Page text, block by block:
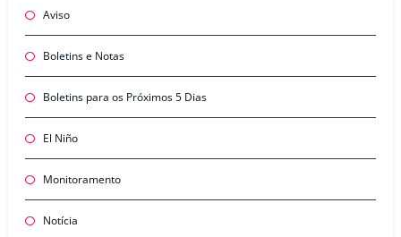
Aviso
Boletins e Notas
Boletins para os Próximos 5 Dias
El Niño
Monitoramento
Notícia